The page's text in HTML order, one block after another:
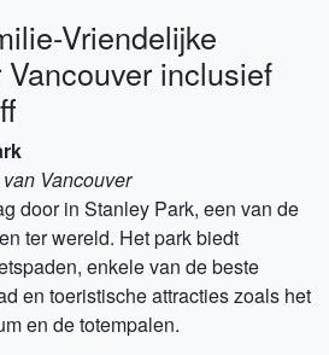
Vriendelijke
inclusief
Vancouver
door in Stanley Park, een van de
ter wereld. Het park biedt
enkele van de beste
en toeristische attracties zoals het
en de totempalen.